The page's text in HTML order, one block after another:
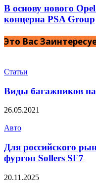
В основу нового
концерна PSA Group
Это Вас
Статьи
Виды багажников
26.05.2021
Авто
Для российского
фургон Sollers SF7
20.11.2025